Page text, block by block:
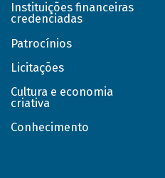
Instituições financeiras
credenciadas
Patrocínios
Licitações
Cultura e economia
criativa
Conhecimento